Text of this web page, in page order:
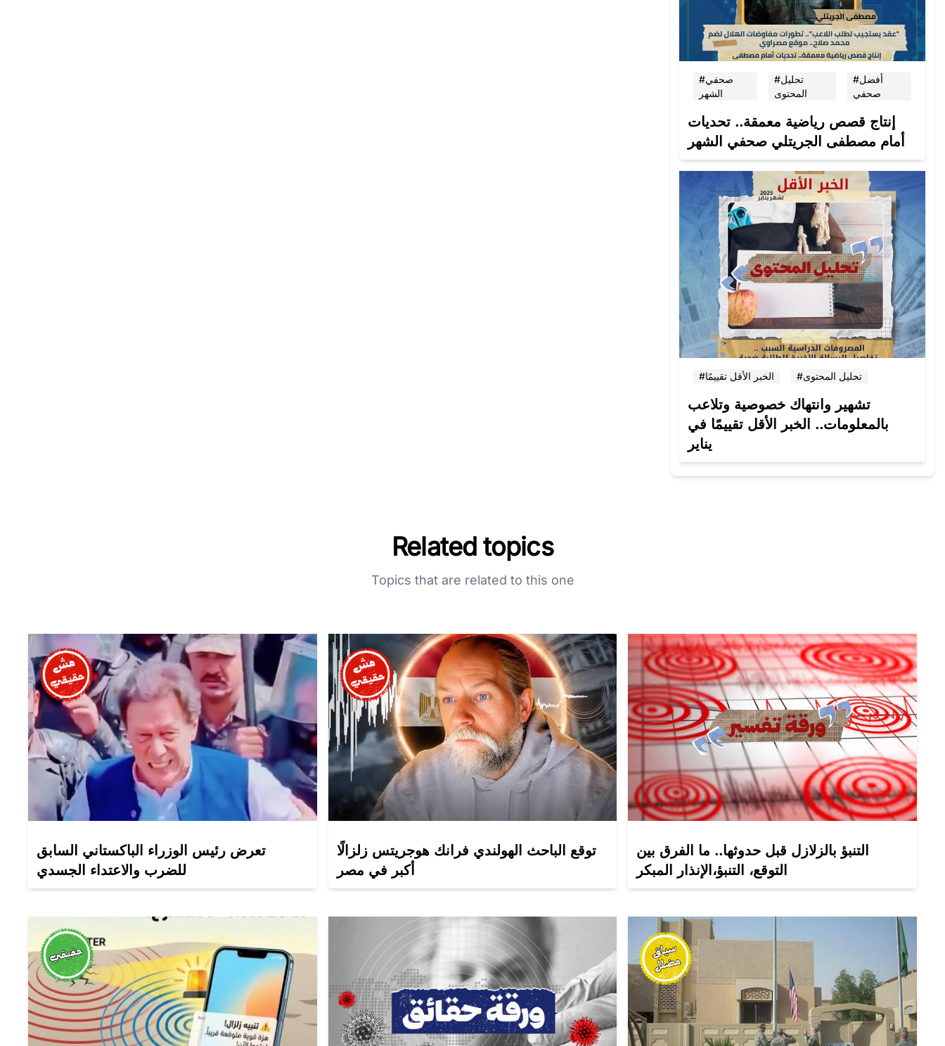
#صحفي
الشهر
#تحليل
المحتوى
#أفضل
صحفي
إنتاج قصص رياضية معمقة.. تحديات
أمام مصطفى الجريتلي صحفي الشهر
#الخبر الأقل تقييمًا #تحليل المحتوى
تشهير وانتهاك خصوصية وتلاعب
بالمعلومات.. الخبر الأقل تقييمًا في
يناير
Related topics
Topics that are related to this one
تعرض رئيس الوزراء الباكستاني السابق
للضرب والاعتداء الجسدي
توقع الباحث الهولندي فرانك هوجريتس زلزالًا
أكبر في مصر
التنبؤ بالزلازل قبل حدوثها.. ما الفرق بين
التوقع، التنبؤ،الإنذار المبكر